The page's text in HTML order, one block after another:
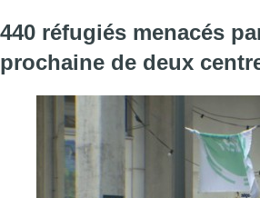
440 réfugiés menacés
prochaine de deux